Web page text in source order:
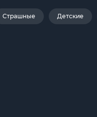
Страшные Детские